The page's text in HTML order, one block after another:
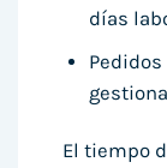
días
El tiempo